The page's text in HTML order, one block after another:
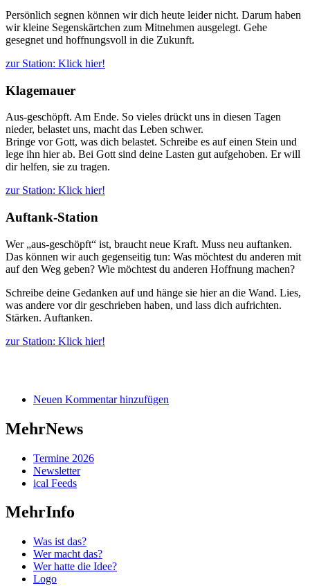
Persönlich segnen können wir dich heute leider nicht. Darum haben
wir kleine Segenskärtchen zum Mitnehmen ausgelegt. Gehe
gesegnet und hoffnungsvoll in die Zukunft.
zur Station: Klick hier!
Klagemauer
Aus-geschöpft. Am Ende. So vieles drückt uns in diesen Tagen
nieder, belastet uns, macht das Leben schwer.
Bringe vor Gott, was dich belastet. Schreibe es auf einen Stein und
lege ihn hier ab. Bei Gott sind deine Lasten gut aufgehoben. Er will
dir helfen, sie zu tragen.
zur Station: Klick hier!
Auftank-Station
Wer „aus-geschöpft“ ist, braucht neue Kraft. Muss neu auftanken.
Das können wir auch gegenseitig tun: Was möchtest du anderen mit
auf den Weg geben? Wie möchtest du anderen Hoffnung machen?
Schreibe deine Gedanken auf und hänge sie hier an die Wand. Lies,
was andere vor dir geschrieben haben, und lass dich aufrichten.
Stärken. Auftanken.
zur Station: Klick hier!
Neuen Kommentar hinzufügen
MehrNews
Termine 2026
Newsletter
ical Feeds
MehrInfo
Was ist das?
Wer macht das?
Wer hatte die Idee?
Logo